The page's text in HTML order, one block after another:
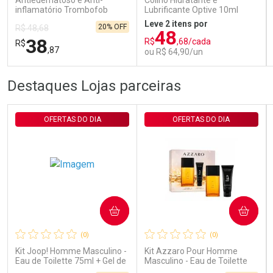
inflamatório Trombofob
R$ 48,68
R$38,87
20% OFF
FECHAR
Laboratório
Comprar sem Desconto
Por R$ 38,87/cada
FECHAR
Por Menos
Comprar sem Desconto
Por R$ 38,87/cada
Lubrificante Optive 10ml
Leve 2 itens por
R$48,68/cada
ou R$ 64,90/un
Comprar sem Desconto
Por R$ 64,90/cada
Por Menos
Comprar sem Desconto
Por R$ 64,90/cada
Destaques Lojas parceiras
(0)
Kit Joop! Homme Masculino -
Eau de Toilette 75ml + Gel de
OFERTAS DO DIA
COMPRAR
(0)
Kit Azzaro Pour Homme
Masculino - Eau de Toilette
OFERTAS DO DIA
COMPRAR